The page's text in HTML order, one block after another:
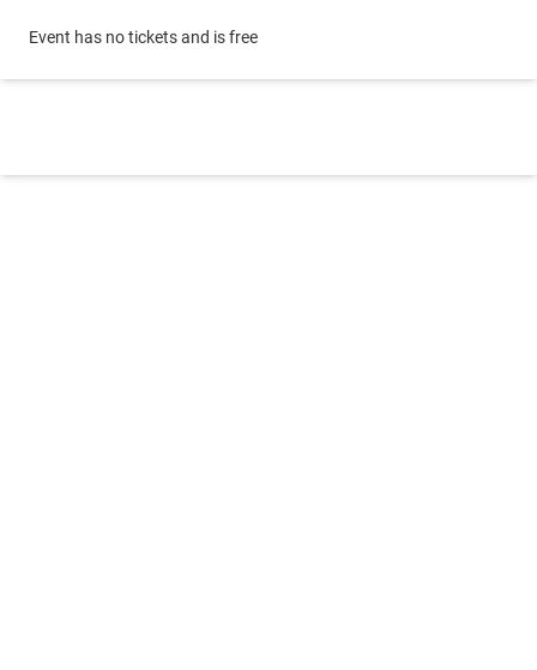
Event has no tickets and is free